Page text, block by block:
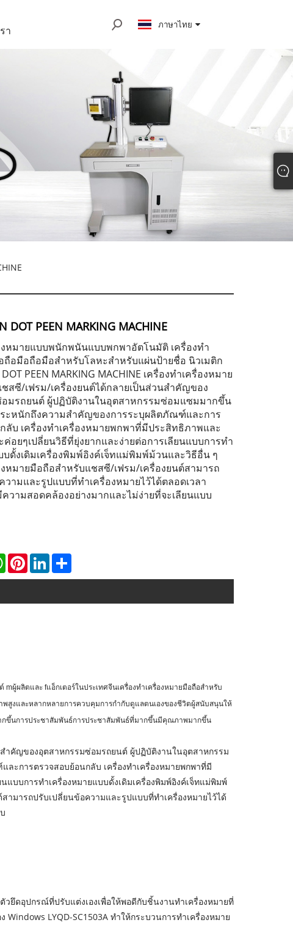
า ภาษาไทย
DOT PEEN MARKING MACHINE
งหมายแบบพนักพนันแบบพกพาอัตโนมัติ เครื่องทำ
ถือมือถือมือสำหรับโลหะสำหรับแผ่นป้ายชื่อ นิวเมติก
PEEN MARKING MACHINE เครื่องทำเครื่องหมาย
สซี/เฟรม/เครื่องยนต์ได้กลายเป็นส่วนสำคัญของ
มรถยนต์ ผู้ปฏิบัติงานในอุตสาหกรรมซ่อมแซมมากขึ้น
ระหนักถึงความสำคัญของการระบุผลิตภัณฑ์และการ
ลับ เครื่องทำเครื่องหมายพกพาที่มีประสิทธิภาพและ
ค่อยๆเปลี่ยนวิธีที่ยุ่งยากและง่ายต่อการเลียนแบบการทำ
บดั้งเดิมเครื่องพิมพ์อิงค์เจ็ทแม่พิมพ์ม้วนและวิธีอื่น ๆ
งหมายมือถือสำหรับแชสซี/เฟรม/เครื่องยนต์สามารถ
วามและรูปแบบที่ทำเครื่องหมายไว้ได้ตลอดเวลา
วามสอดคล้องอย่างมากและไม่ง่ายที่จะเลียนแบบ
WhatsAppPinterestLinkedInShare
mผู้ผลิตและ fแอ็กเตอร์ในประเทศจีนเครื่องทำเครื่องหมายมือถือสำหรับ
สูงและหลากหลายการควบคุมการกำกับดูแลตนเองของชีวิตผู้สนับสนุนให้
ขึ้นการประชาสัมพันธ์การประชาสัมพันธ์ที่มากขึ้นมีคุณภาพมากขึ้น
ำคัญของอุตสาหกรรมซ่อมรถยนต์ ผู้ปฏิบัติงานในอุตสาหกรรม
ะการตรวจสอบย้อนกลับ เครื่องทำเครื่องหมายพกพาที่มี
บบการทำเครื่องหมายแบบดั้งเดิมเครื่องพิมพ์อิงค์เจ็ทแม่พิมพ์
ามารถปรับเปลี่ยนข้อความและรูปแบบที่ทำเครื่องหมายไว้ได้
วยึดอุปกรณ์ที่ปรับแต่งเองเพื่อให้พอดีกับชิ้นงานทำเครื่องหมายที่
LYQD-SC1503A ทำให้กระบวนการทำเครื่องหมาย